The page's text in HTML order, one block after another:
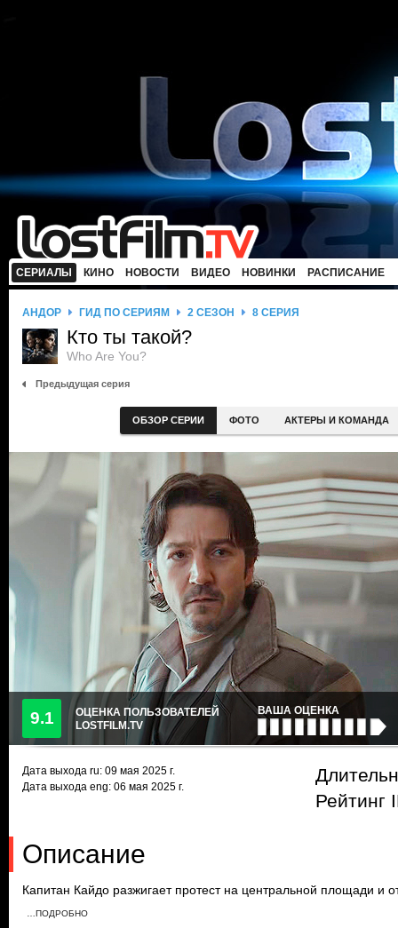
СЕРИАЛЫ КИНО НОВОСТИ ВИДЕО НОВИНКИ РАСПИСАНИЕ
АНДОР ГИД ПО СЕРИЯМ 2 СЕЗОН 8 СЕРИЯ
Кто ты такой?
Who Are You?
Предыдущая серия
ОБЗОР СЕРИИ ФОТО АКТЕРЫ И КОМАНДА
9.1
ОЦЕНКА ПОЛЬЗОВАТЕЛЕЙ
LOSTFILM.TV
ВАША ОЦЕНКА
Дата выхода ru: 09 мая 2025 г.
Дата выхода eng: 06 мая 2025 г.
Рейтинг
Описание
Капитан Кайдо разжигает протест на центральной площади и
возмущенную толпу. Сирил требует у Дедры рассказать
…ПОДРОБНО